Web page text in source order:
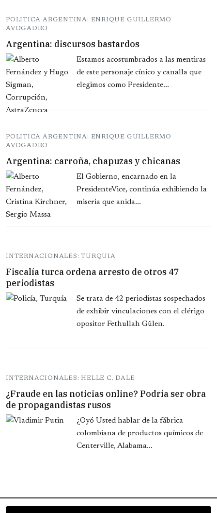
POLITICA ARGENTINA: ENRIQUE GUILLERMO
AVOGADRO
Argentina: discursos bastardos
Estamos acostumbrados a las mentiras
de este personaje cínico y canalla que
elegimos como Presidente...
POLITICA ARGENTINA: ENRIQUE GUILLERMO
AVOGADRO
Argentina: carroña, chapuzas y chicanas
El Gobierno, encarnado en la
PresidenteVice, continúa exhibiendo la
miseria que anida...
INTERNACIONALES: TURQUIA
Fiscalía turca ordena arresto de otros 47
periodistas
Se trata de 42 periodistas sospechados
de exhibir vinculaciones con el clérigo
opositor Fethullah Gülen.
INTERNACIONALES: HELLE C. DALE
¿Fraude en las noticias online? Podría ser obra
de propagandistas rusos
¿Oyó Usted hablar de la fábrica
colombiana de productos químicos de
Centerville, Alabama...